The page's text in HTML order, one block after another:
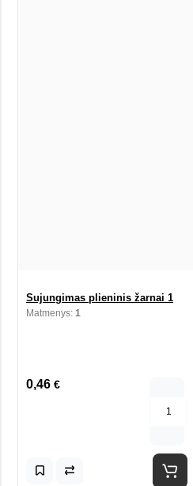
Sujungimas plieninis žarnai 1
Matmenys: 1
0,46 €